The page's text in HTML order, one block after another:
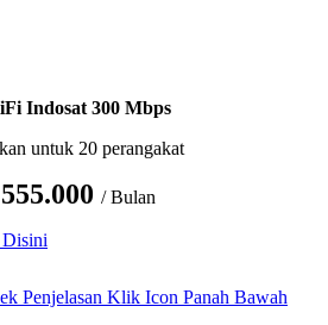
Indosat 300 Mbps
untuk 20 perangakat
555.000 / Bulan
Disini
Penjelasan Klik Icon Panah Bawah